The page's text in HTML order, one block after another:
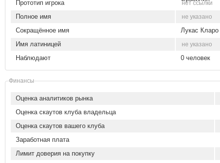
Прототип игрока
нет ссылки
Полное имя не указано
Сокращённое имя
Лукас Кларо
Имя латиницей
не указано
Наблюдают 0 человек
Финансы
Оценка аналитиков рынка
Оценка скаутов клуба владельца
Оценка скаутов вашего клуба
Заработная плата
Лимит доверия на покупку